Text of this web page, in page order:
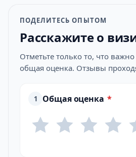
ПОДЕЛИТЕСЬ ОПЫТОМ
Расскажите о
Отметьте только то, что
общая оценка. Отзывы
1 Общая оценка *